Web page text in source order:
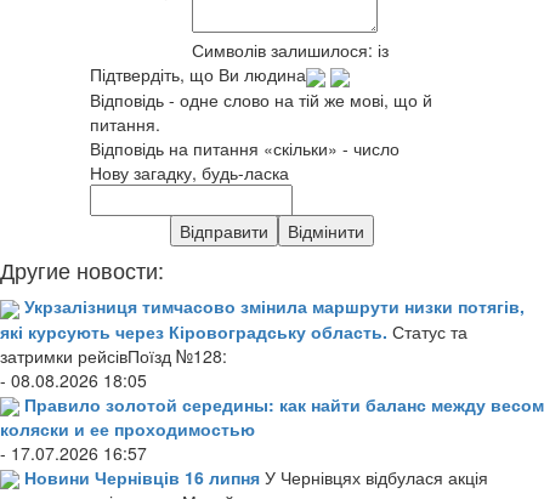
Символів залишилося: із
Підтвердіть, що Ви людина
Відповідь - одне слово на тій же мові, що й
питання.
Відповідь на питання «скільки» - число
Нову загадку, будь-ласка
Другие новости:
Укрзалізниця тимчасово змінила маршрути низки потягів,
які курсують через Кіровоградську область. Статус та
затримки рейсівПоїзд №128:
- 08.08.2026 18:05
Правило золотой середины: как найти баланс между весом
коляски и ее проходимостью
- 17.07.2026 16:57
Новини Чернівців 16 липня У Чернівцях відбулася акція